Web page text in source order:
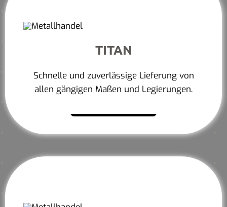
TITAN
Schnelle und zuverlässige Lieferung von
allen gängigen Maßen und Legierungen.